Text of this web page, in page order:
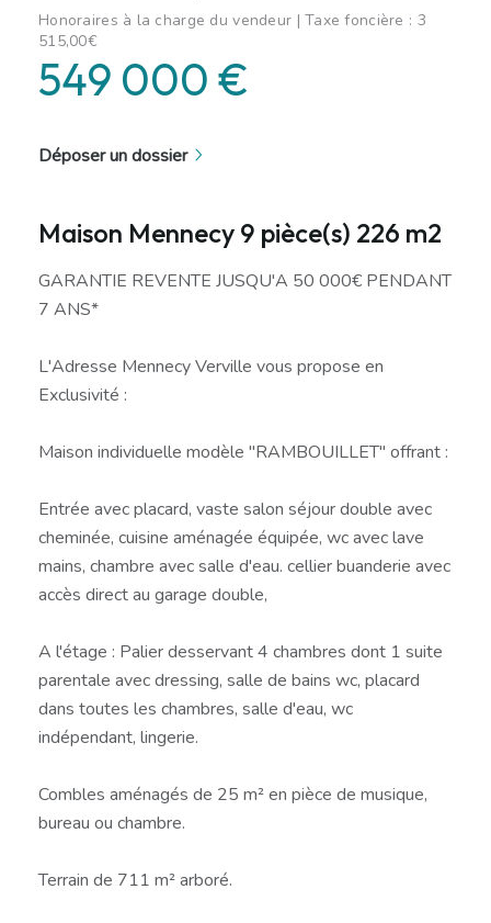
Honoraires à la charge du vendeur | Taxe foncière : 3
515,00€
549 000 €
Déposer un dossier
Maison Mennecy 9 pièce(s) 226 m2
GARANTIE REVENTE JUSQU'A 50 000€ PENDANT
7 ANS*
L'Adresse Mennecy Verville vous propose en
Exclusivité :
Maison individuelle modèle "RAMBOUILLET" offrant :
Entrée avec placard, vaste salon séjour double avec
cheminée, cuisine aménagée équipée, wc avec lave
mains, chambre avec salle d'eau. cellier buanderie avec
accès direct au garage double,
A l'étage : Palier desservant 4 chambres dont 1 suite
parentale avec dressing, salle de bains wc, placard
dans toutes les chambres, salle d'eau, wc
indépendant, lingerie.
Combles aménagés de 25 m² en pièce de musique,
bureau ou chambre.
Terrain de 711 m² arboré.